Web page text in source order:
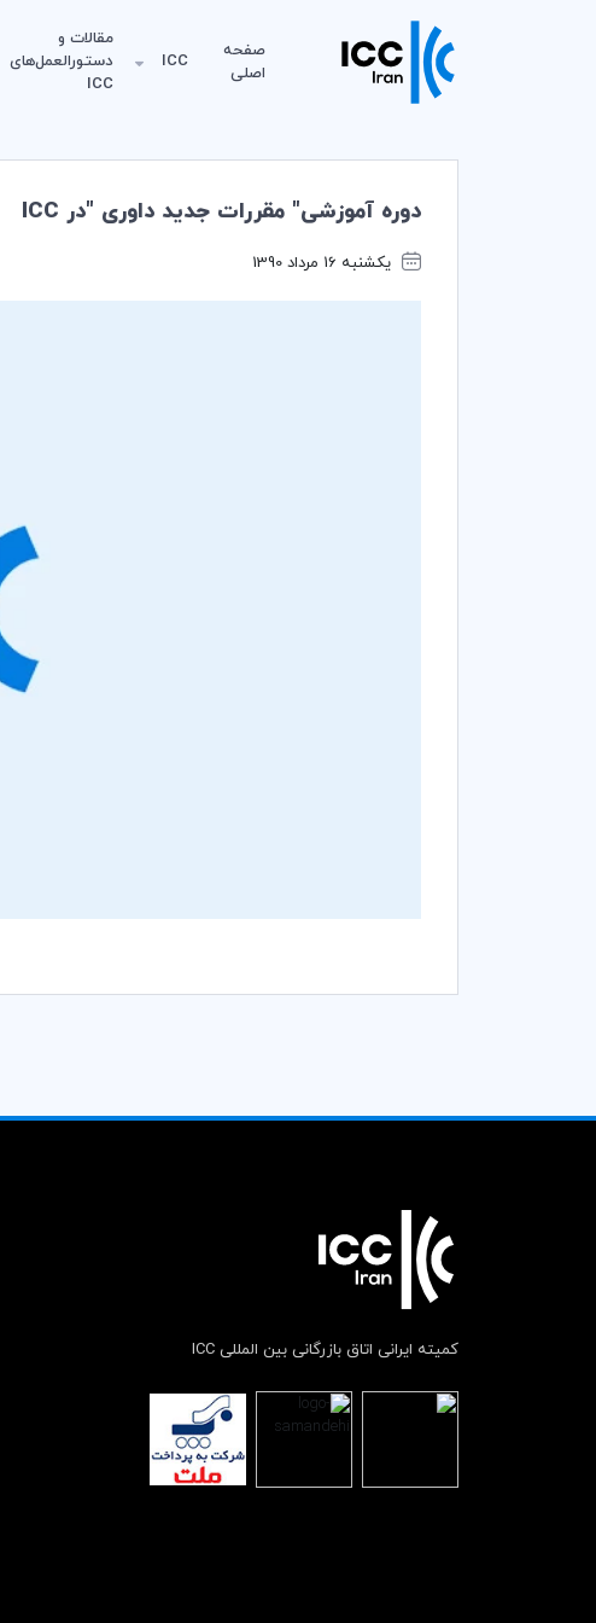
صفحه
اصلی
ICC
مقالات و
دستورالعمل‌های
ICC
دوره آموزشی" مقررات جدید داوری "در ICC
یکشنبه 16 مرداد 1390
کمیته ایرانی اتاق بازرگانی بین المللی ICC